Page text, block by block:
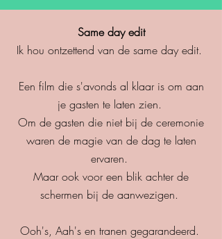
Same day edit
Ik hou ontzettend van de same day edit.
Een film die s'avonds al klaar is om aan
je gasten te laten zien.
Om de gasten die niet bij de ceremonie
waren de magie van de dag te laten
ervaren.
Maar ook voor een blik achter de
schermen bij de aanwezigen.
Ooh's, Aah's en tranen gegarandeerd.